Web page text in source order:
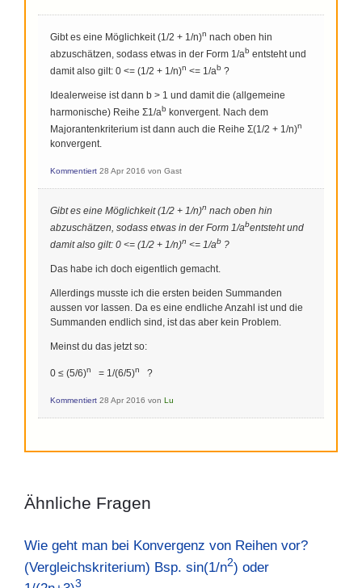
Gibt es eine Möglichkeit (1/2 + 1/n)n nach oben hin
abzuschätzen, sodass etwas in der Form 1/ab entsteht und
damit also gilt: 0 <= (1/2 + 1/n)n <= 1/ab ?
Idealerweise ist dann b > 1 und damit die (allgemeine
harmonische) Reihe Σ1/ab konvergent. Nach dem
Majorantenkriterium ist dann auch die Reihe Σ(1/2 + 1/n)n
konvergent.
Kommentiert 28 Apr 2016 von Gast
Gibt es eine Möglichkeit (1/2 + 1/n)n nach oben hin
abzuschätzen, sodass etwas in der Form 1/abentsteht und
damit also gilt: 0 <= (1/2 + 1/n)n <= 1/ab ?
Das habe ich doch eigentlich gemacht.
Allerdings musste ich die ersten beiden Summanden
aussen vor lassen. Da es eine endliche Anzahl ist und die
Summanden endlich sind, ist das aber kein Problem.
Meinst du das jetzt so:
0 ≤ (5/6)n = 1/(6/5)n ?
Kommentiert 28 Apr 2016 von Lu
Ähnliche Fragen
Wie geht man bei Konvergenz von Reihen vor?
(Vergleichskriterium) Bsp. sin(1/n2) oder
3